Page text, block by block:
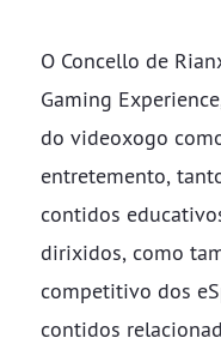
O Concello de
Gaming
do videoxogo
entretemento,
contidos
dirixidos, como
competitivo dos
contidos